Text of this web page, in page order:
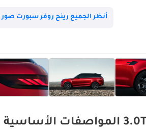
أنظر الجميع رينج روفر سبورت صور